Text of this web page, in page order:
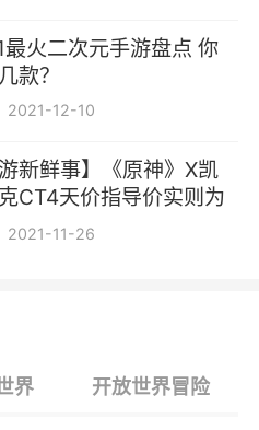
突破，还有制作料理。
陆——「提瓦特」，每
来，降临大地。在这广
分离的血亲重聚，在终
火二次元手游盘点 你
款？
2021-12-10
游新鲜事】《原神》X凯
CT4天价指导价实则为
2021-11-26
界 开放世界冒险